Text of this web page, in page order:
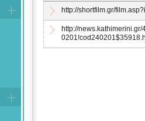
http://shortfilm.gr/
http://